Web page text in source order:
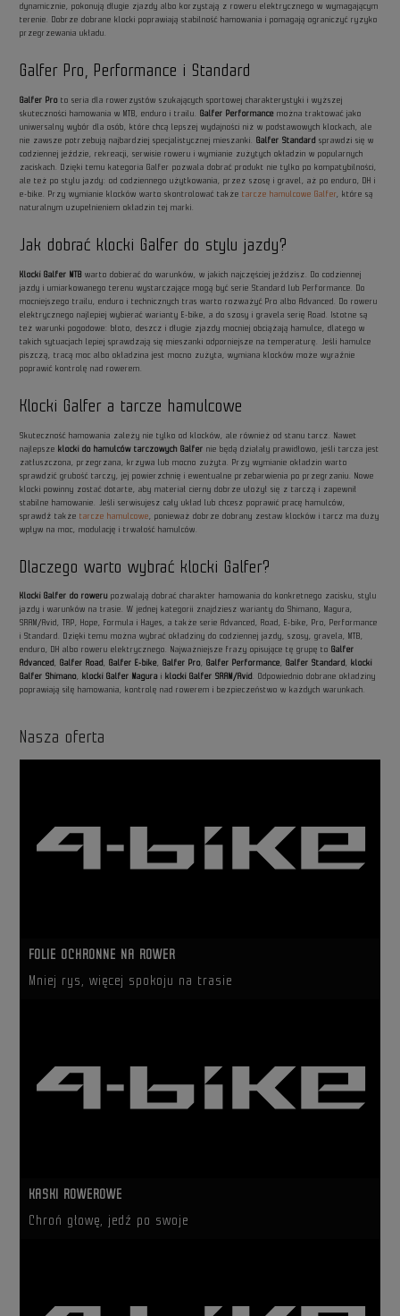
dynamicznie, pokonują długie zjazdy albo korzystają z roweru elektrycznego w wymagającym
terenie. Dobrze dobrane klocki poprawiają stabilność hamowania i pomagają ograniczyć ryzyko
przegrzewania układu.
Galfer Pro, Performance i Standard
Galfer Pro to seria dla rowerzystów szukających sportowej charakterystyki i wyższej
skuteczności hamowania w MTB, enduro i trailu. Galfer Performance można traktować jako
uniwersalny wybór dla osób, które chcą lepszej wydajności niż w podstawowych klockach, ale
nie zawsze potrzebują najbardziej specjalistycznej mieszanki. Galfer Standard sprawdzi się w
codziennej jeździe, rekreacji, serwisie roweru i wymianie zużytych okładzin w popularnych
zaciskach. Dzięki temu kategoria Galfer pozwala dobrać produkt nie tylko po kompatybilności,
ale też po stylu jazdy: od codziennego użytkowania, przez szosę i gravel, aż po enduro, DH i
e-bike. Przy wymianie klocków warto skontrolować takżetarcze hamulcowe Galfer , które są
naturalnym uzupełnieniem okładzin tej marki.
Jak dobrać klocki Galfer do stylu jazdy?
Klocki Galfer MTB warto dobierać do warunków, w jakich najczęściej jeździsz. Do codziennej
jazdy i umiarkowanego terenu wystarczające mogą być serie Standard lub Performance. Do
mocniejszego trailu, enduro i technicznych tras warto rozważyć Pro albo Advanced. Do roweru
elektrycznego najlepiej wybierać warianty E-bike, a do szosy i gravela serię Road. Istotne są
też warunki pogodowe: błoto, deszcz i długie zjazdy mocniej obciążają hamulce, dlatego w
takich sytuacjach lepiej sprawdzają się mieszanki odporniejsze na temperaturę. Jeśli hamulce
piszczą, tracą moc albo okładzina jest mocno zużyta, wymiana klocków może wyraźnie
poprawić kontrolę nad rowerem.
Klocki Galfer a tarcze hamulcowe
Skuteczność hamowania zależy nie tylko od klocków, ale również od stanu tarcz. Nawet
najlepsze klocki do hamulców tarczowych Galfer nie będą działały prawidłowo, jeśli tarcza jest
zatłuszczona, przegrzana, krzywa lub mocno zużyta. Przy wymianie okładzin warto
sprawdzić grubość tarczy, jej powierzchnię i ewentualne przebarwienia po przegrzaniu. Nowe
klocki powinny zostać dotarte, aby materiał cierny dobrze ułożył się z tarczą i zapewnił
stabilne hamowanie. Jeśli serwisujesz cały układ lub chcesz poprawić pracę hamulców,
sprawdź takżetarcze hamulcowe
, ponieważ dobrze dobrany zestaw klocków i tarcz ma duży
wpływ na moc, modulację i trwałość hamulców.
Dlaczego warto wybrać klocki Galfer?
Klocki Galfer do roweru pozwalają dobrać charakter hamowania do konkretnego zacisku, stylu
jazdy i warunków na trasie. W jednej kategorii znajdziesz warianty do Shimano, Magura,
SRAM/Avid, TRP, Hope, Formula i Hayes, a także serie Advanced, Road, E-bike, Pro, Performance
i Standard. Dzięki temu można wybrać okładziny do codziennej jazdy, szosy, gravela, MTB,
enduro, DH albo roweru elektrycznego. Najważniejsze frazy opisujące tę grupę toGalfer
Advanced,Galfer Road,Galfer E-bike,Galfer Pro,Galfer Performance,Galfer Standard, klocki
Galfer Shimano, klocki Galfer Magura i klocki Galfer SRAM/Avid. Odpowiednio dobrane okładziny
poprawiają siłę hamowania, kontrolę nad rowerem i bezpieczeństwo w każdych warunkach.
Nasza oferta
FOLIE OCHRONNE NA ROWER
Mniej rys, więcej spokoju na trasie
KASKI ROWEROWE
Chroń głowę, jedź po swoje